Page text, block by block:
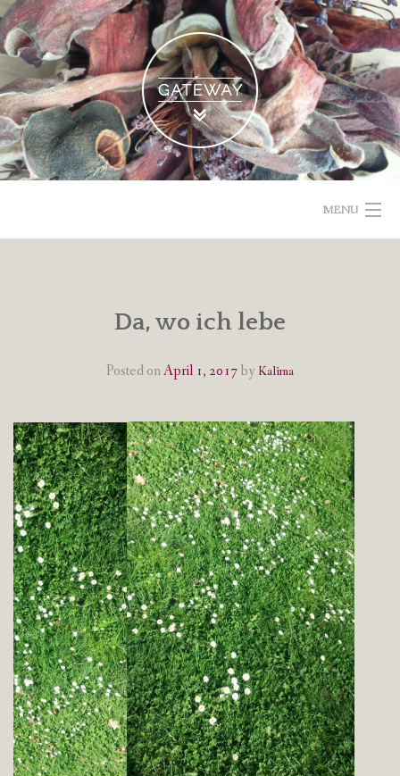
Skip
to
content
MENU
IMPRESSUM & DATENSCHUTZ
Da, wo ich lebe
Posted onApril 1, 2017by Kalima